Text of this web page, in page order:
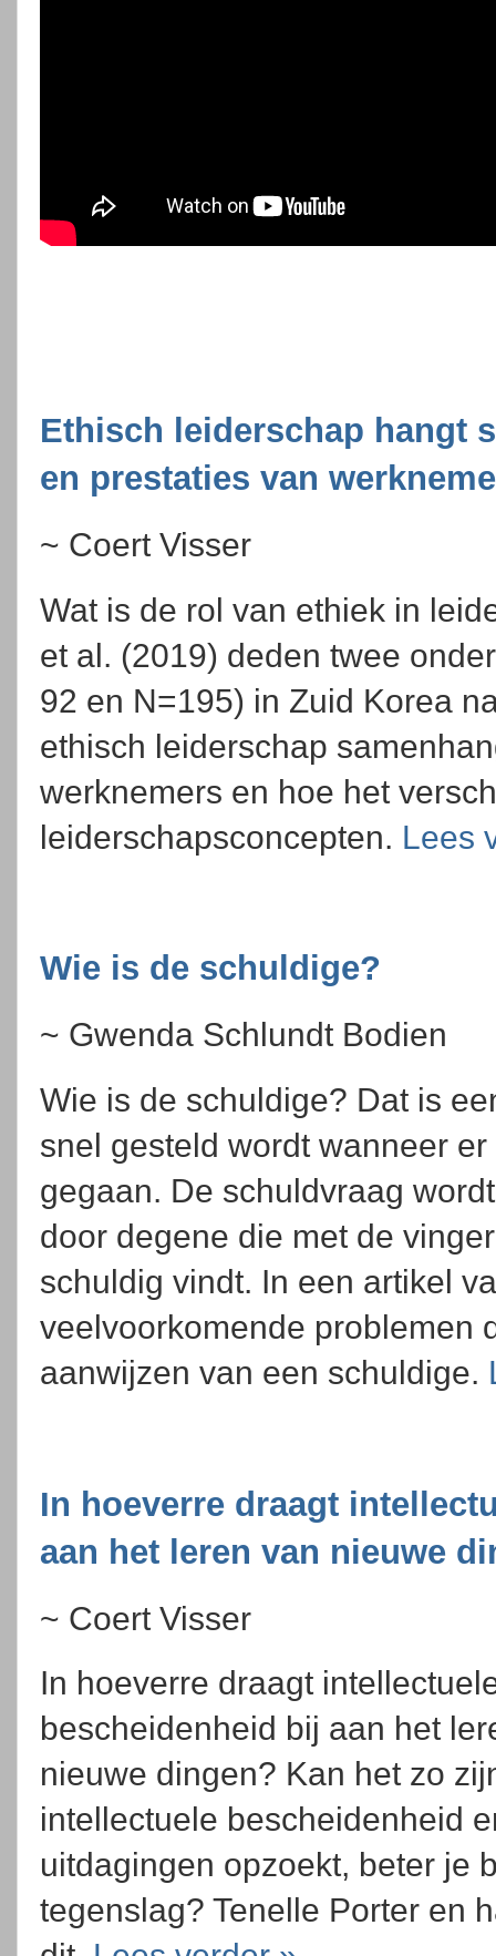
Ethisch leiderschap hangt
en prestaties van
~ Coert Visser
Wat is de rol van ethiek in
et al. (2019) deden twee
92 en N=195) in Zuid Korea
ethisch leiderschap
werknemers en hoe het
leiderschapsconcepten. Lees
Wie is de schuldige?
~ Gwenda Schlundt Bodien
Wie is de schuldige? Dat is
snel gesteld wordt wanneer
gegaan. De schuldvraag
door degene die met de
schuldig vindt. In een artikel
veelvoorkomende problemen
aanwijzen van een schuldige.
In hoeverre draagt
aan het leren van nieuwe
~ Coert Visser
In hoeverre draagt
bescheidenheid bij aan het
nieuwe dingen? Kan het zo
intellectuele bescheidenheid
uitdagingen opzoekt, beter je
tegenslag? Tenelle Porter en